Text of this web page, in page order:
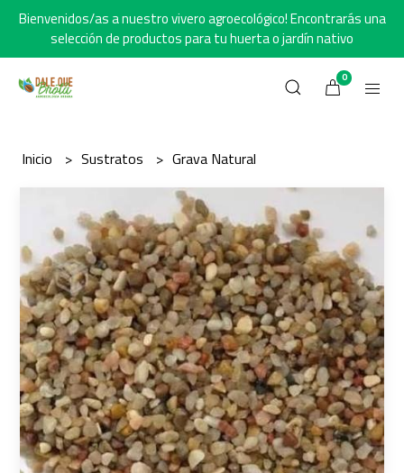
Bienvenidos/as a nuestro vivero agroecológico! Encontrarás una
selección de productos para tu huerta o jardín nativo
0
Inicio Sustratos Grava Natural